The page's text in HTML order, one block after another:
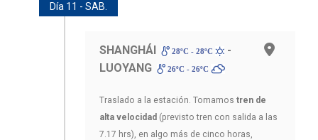
Día 11 - SAB.
SHANGHÁI 28ºC - 28ºC
-
LUOYANG
26ºC - 26ºC
Traslado a la estación. Tomamos tren de
alta velocidad (previsto tren con salida a las
7.17 hrs), en algo más de cinco horas,